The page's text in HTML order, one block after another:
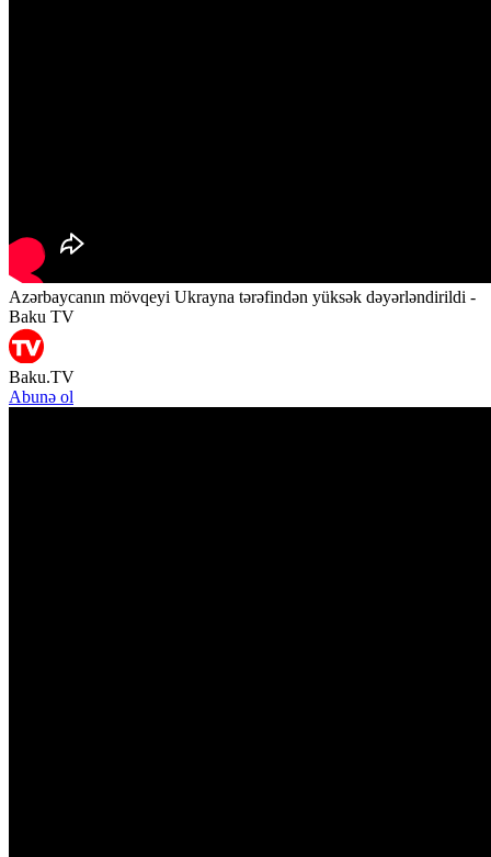
Azərbaycanın mövqeyi Ukrayna tərəfindən yüksək dəyərləndirildi -
Baku TV
Baku.TV
Abunə ol